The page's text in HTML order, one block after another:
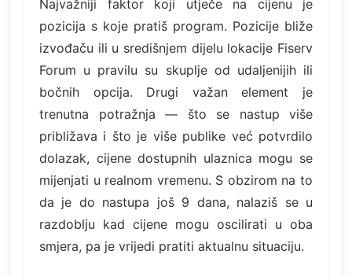
Najvažniji faktor koji utječe na cijenu je
pozicija s koje pratiš program. Pozicije bliže
izvođaču ili u središnjem dijelu lokacije Fiserv
Forum u pravilu su skuplje od udaljenijih ili
bočnih opcija. Drugi važan element je
trenutna potražnja — što se nastup više
približava i što je više publike već potvrdilo
dolazak, cijene dostupnih ulaznica mogu se
mijenjati u realnom vremenu. S obzirom na to
da je do nastupa još 9 dana, nalaziš se u
razdoblju kad cijene mogu oscilirati u oba
smjera, pa je vrijedi pratiti aktualnu situaciju.